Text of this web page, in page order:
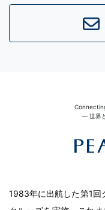
― 世界
1983年に出航した第1回